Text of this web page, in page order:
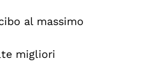
al massimo
migliori